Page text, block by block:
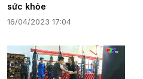
sức khỏe
16/04/2023 17:04